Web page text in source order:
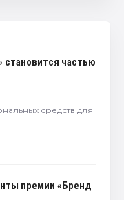
становится частью
средств для
премии «Бренд